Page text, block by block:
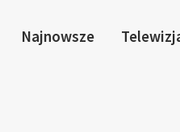
Najnowsze